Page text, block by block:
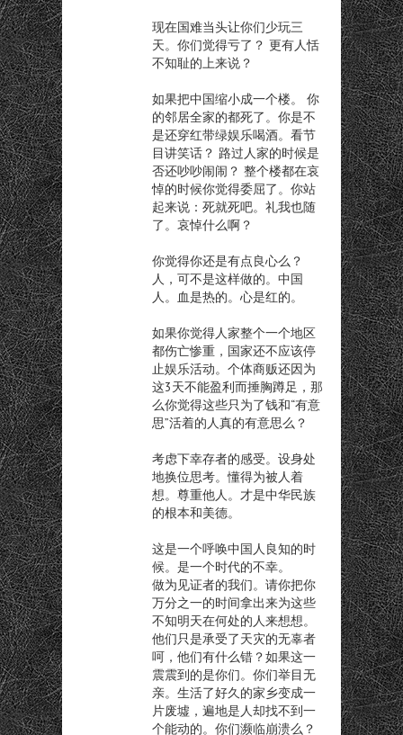
现在国难当头让你们少玩三
天。你们觉得亏了？ 更有人恬
不知耻的上来说？
如果把中国缩小成一个楼。 你
的邻居全家的都死了。你是不
是还穿红带绿娱乐喝酒。看节
目讲笑话？ 路过人家的时候是
否还吵吵闹闹？ 整个楼都在哀
悼的时候你觉得委屈了。你站
起来说：死就死吧。礼我也随
了。哀悼什么啊？
你觉得你还是有点良心么？
人，可不是这样做的。中国
人。血是热的。心是红的。
如果你觉得人家整个一个地区
都伤亡惨重，国家还不应该停
止娱乐活动。个体商贩还因为
这3天不能盈利而捶胸蹲足，那
么你觉得这些只为了钱和“有意
思”活着的人真的有意思么？
考虑下幸存者的感受。设身处
地换位思考。懂得为被人着
想。尊重他人。才是中华民族
的根本和美德。
这是一个呼唤中国人良知的时
候。是一个时代的不幸。
做为见证者的我们。请你把你
万分之一的时间拿出来为这些
不知明天在何处的人来想想。
他们只是承受了天灾的无辜者
呵，他们有什么错？如果这一
震震到的是你们。你们举目无
亲。生活了好久的家乡变成一
片废墟，遍地是人却找不到一
个能动的。你们濒临崩溃么？